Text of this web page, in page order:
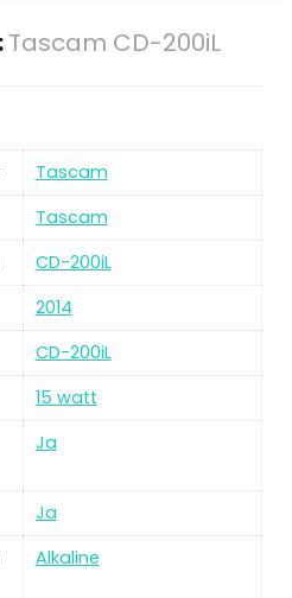
Tascam CD-200iL
Tascam
Tascam
CD-200iL
2014
CD-200iL
15 watt
Ja
Ja
Alkaline